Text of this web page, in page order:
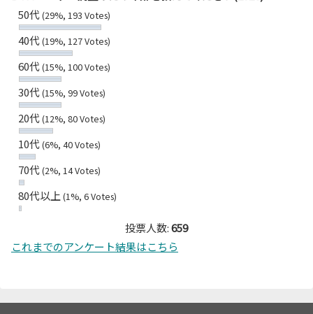
50代(29%, 193 Votes)
40代(19%, 127 Votes)
60代(15%, 100 Votes)
30代(15%, 99 Votes)
20代(12%, 80 Votes)
10代(6%, 40 Votes)
70代(2%, 14 Votes)
80代以上 (1%, 6 Votes)
投票人数:659
これまでのアンケート結果はこちら